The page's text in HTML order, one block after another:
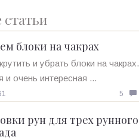
блоки на чакрах
и убрать блоки на чакрах.
и очень интересная ...
5
рун для трех рунного